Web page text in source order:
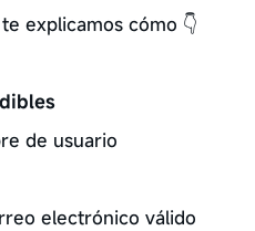
explicamos cómo 👇
de usuario
electrónico válido